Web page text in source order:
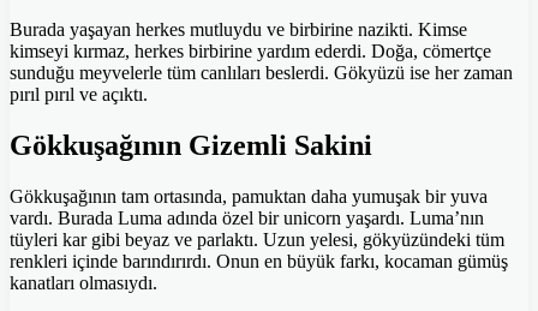
Burada yaşayan herkes mutluydu ve birbirine nazikti. Kimse
kimseyi kırmaz, herkes birbirine yardım ederdi. Doğa, cömertçe
sunduğu meyvelerle tüm canlıları beslerdi. Gökyüzü ise her zaman
pırıl pırıl ve açıktı.
Gökkuşağının Gizemli Sakini
Gökkuşağının tam ortasında, pamuktan daha yumuşak bir yuva
vardı. Burada Luma adında özel bir unicorn yaşardı. Luma’nın
tüyleri kar gibi beyaz ve parlaktı. Uzun yelesi, gökyüzündeki tüm
renkleri içinde barındırırdı. Onun en büyük farkı, kocaman gümüş
kanatları olmasıydı.